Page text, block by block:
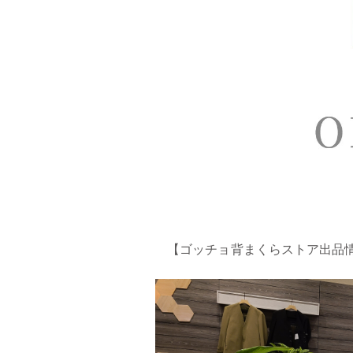
【ゴッチョ背まくらストア出品